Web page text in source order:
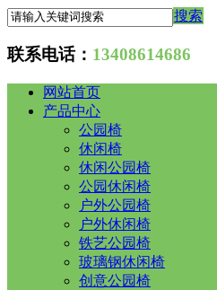
搜索
联系电话： 13408614686
网站首页
产品中心
公园椅
休闲椅
休闲公园椅
公园休闲椅
户外公园椅
户外休闲椅
铁艺公园椅
玻璃钢休闲椅
创意公园椅